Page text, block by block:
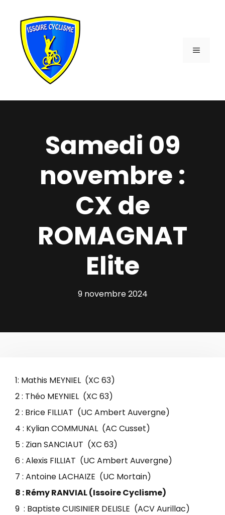
contenu
MENU
Samedi 09
novembre :
CX de
ROMAGNAT
Elite
9 novembre 2024
1: Mathis MEYNIEL (XC 63)
2 : Théo MEYNIEL (XC 63)
2 : Brice FILLIAT (UC Ambert Auvergne)
4 : Kylian COMMUNAL (AC Cusset)
5 : Zian SANCIAUT (XC 63)
6 : Alexis FILLIAT (UC Ambert Auvergne)
7 : Antoine LACHAIZE (UC Mortain)
8 : Rémy RANVIAL (Issoire Cyclisme)
9 : Baptiste CUISINIER DELISLE (ACV Aurillac)